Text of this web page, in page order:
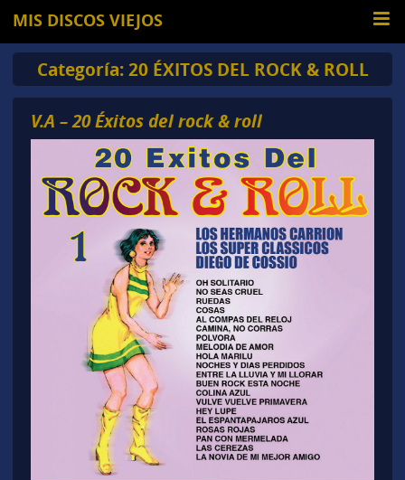
MIS DISCOS VIEJOS
Categoría:20 ÉXITOS DEL ROCK & ROLL
V.A – 20 Éxitos del rock & roll